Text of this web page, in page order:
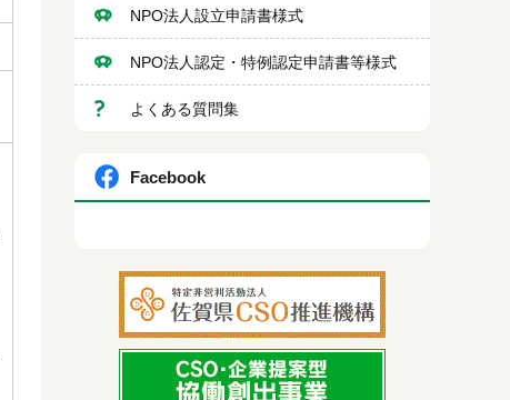
NPO法人設立申請書様式
NPO法人認定・特例認定申請書等様式
よくある質問集
Facebook